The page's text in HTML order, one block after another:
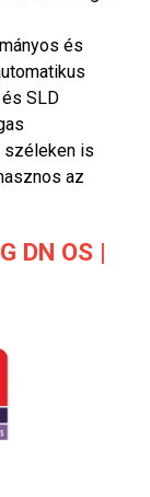
és
SLD
széleken is
az
DN OS |